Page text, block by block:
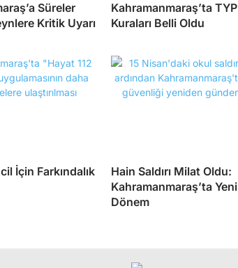
Süreler
Kritik Uyarı
Kahramanmaraş’ta TYP
Kuraları Belli Oldu
İçin Farkındalık
Hain Saldırı Milat Oldu:
Kahramanmaraş’ta Yeni
Dönem